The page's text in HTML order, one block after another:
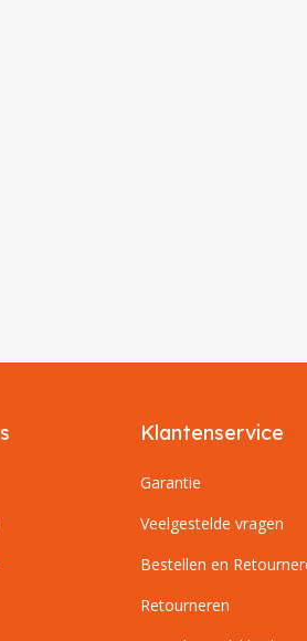
Klantenservice
Garantie
Veelgestelde vragen
Bestellen en
Retourneren